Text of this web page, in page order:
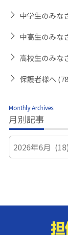
中学生のみな
中高生のみな
高校生のみな
保護者様へ
Monthly Archives
月別記事